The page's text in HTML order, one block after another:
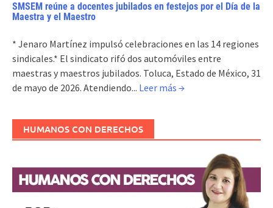
SMSEM reúne a docentes jubilados en festejos por el Día de la
Maestra y el Maestro
* Jenaro Martínez impulsó celebraciones en las 14 regiones
sindicales.* El sindicato rifó dos automóviles entre
maestras y maestros jubilados. Toluca, Estado de México, 31
de mayo de 2026. Atendiendo... Leer más →
HUMANOS CON DERECHOS